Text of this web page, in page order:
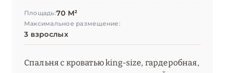
Площадь:70 М²
Максимальное размещение:
3 взрослых
Спальня с кроватью king-size, гардеробная,